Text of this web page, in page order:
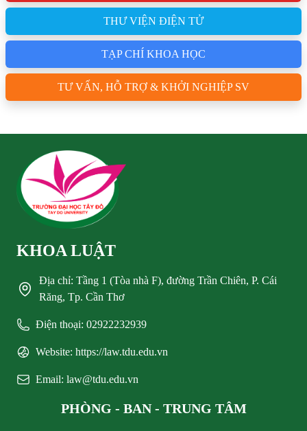
THƯ VIỆN ĐIỆN TỬ
TẠP CHÍ KHOA HỌC
TƯ VẤN, HỖ TRỢ & KHỞI NGHIỆP SV
KHOA LUẬT
Địa chỉ: Tầng 1 (Tòa nhà F), đường Trần Chiên, P. Cái
Răng, Tp. Cần Thơ
Điện thoại: 02922232939
Website: https://law.tdu.edu.vn
Email: law@tdu.edu.vn
PHÒNG - BAN - TRUNG TÂM